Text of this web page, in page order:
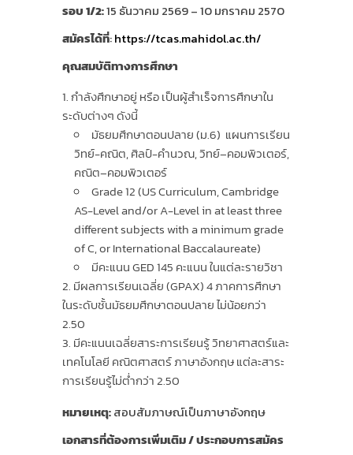
รอบ1/2:15 ธันวาคม 2569 – 10 มกราคม 2570
สมัครได้ที่:https://tcas.mahidol.ac.th/
คุณสมบัติทางการศึกษา
กำลังศึกษาอยู่ หรือ เป็นผู้สำเร็จการศึกษาใน
ระดับต่างๆ ดังนี้
มัธยมศึกษาตอนปลาย (ม.6) แผนการเรียน
วิทย์-คณิต, ศิลป์-คำนวณ, วิทย์–คอมพิวเตอร์,
คณิต–คอมพิวเตอร์
Grade 12 (US Curriculum, Cambridge
AS-Level and/or A-Level in at least three
different subjects with a minimum grade
of C, or International Baccalaureate)
มีคะแนน GED 145 คะแนน ในแต่ละรายวิชา
มีผลการเรียนเฉลี่ย (GPAX) 4 ภาคการศึกษา
ในระดับชั้นมัธยมศึกษาตอนปลาย ไม่น้อยกว่า
2.50
มีคะแนนเฉลี่ยสาระการเรียนรู้ วิทยาศาสตร์และ
เทคโนโลยี คณิตศาสตร์ ภาษาอังกฤษ แต่ละสาระ
การเรียนรู้ไม่ต่ำกว่า 2.50
หมายเหตุ:สอบสัมภาษณ์เป็นภาษาอังกฤษ
เอกสารที่ต้องการเพิ่มเติม / ประกอบการสมัคร